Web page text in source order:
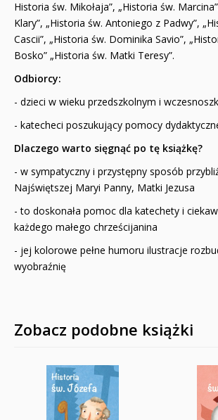
Historia św. Mikołaja”, „Historia św.
Klary”, „Historia św. Antoniego z Padwy”,
Cascii”, „Historia św. Dominika Savio”,
Bosko” „Historia św. Matki Teresy”.
Odbiorcy:
- dzieci w wieku przedszkolnym i
- katecheci poszukujący pomocy
Dlaczego warto sięgnąć po tę książkę?
- w sympatyczny i przystępny sposób
Najświętszej Maryi Panny, Matki Jezusa
- to doskonała pomoc dla katechety i
każdego małego chrześcijanina
- jej kolorowe pełne humoru ilustracje
wyobraźnię
Zobacz podobne książki